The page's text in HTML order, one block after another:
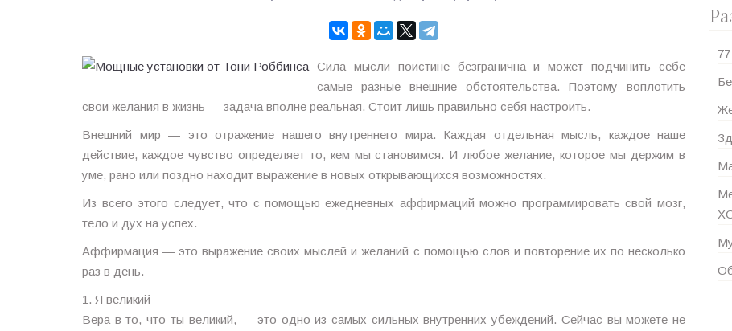
Сила мысли поистине безгранична и может подчинить себе
самые разные внешние обстоятельства. Поэтому воплотить
свои желания в жизнь — задача вполне реальная. Стоит лишь правильно себя настроить.
Внешний мир — это отражение нашего внутреннего мира. Каждая отдельная мысль, каждое наше
действие, каждое чувство определяет то, кем мы становимся. И любое желание, которое мы держим в
уме, рано или поздно находит выражение в новых открывающихся возможностях.
Из всего этого следует, что с помощью ежедневных аффирмаций можно программировать свой мозг,
тело и дух на успех.
Аффирмация — это выражение своих мыслей и желаний с помощью слов и повторение их по несколько
раз в день.
1. Я великий
Вера в то, что ты великий, — это одно из самых сильных внутренних убеждений. Сейчас вы можете не